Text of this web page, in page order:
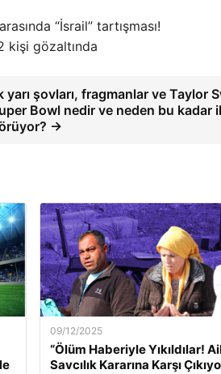
“İsrail” tartışması!
kişi gözaltında
yarı şovları, fragmanlar ve Taylor
Bowl nedir ve neden bu kadar
→
09/12/2025
“Ölüm Haberiyle Yıkıldılar!
Savcılık Kararına Karşı